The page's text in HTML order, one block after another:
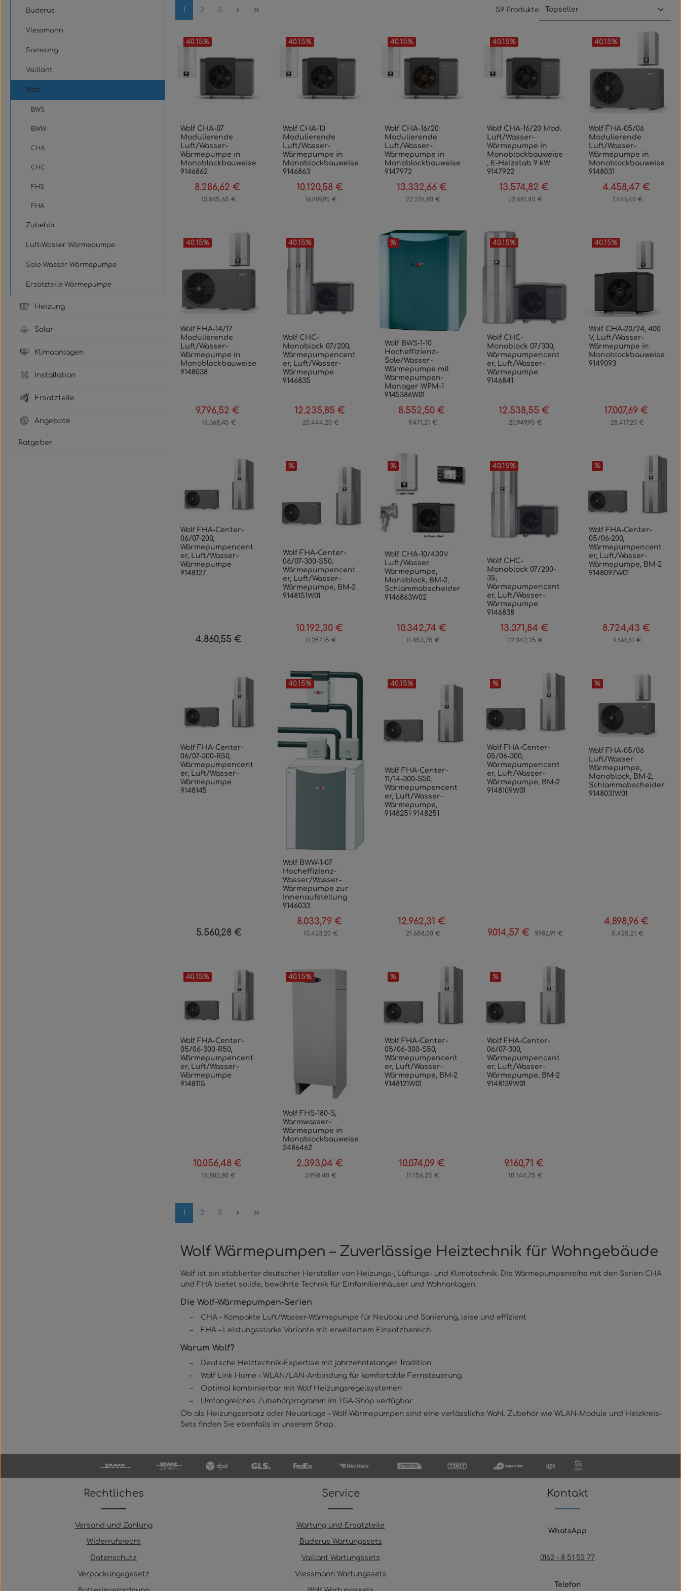
Buderus
Viessmann
Samsung
Vaillant
Wolf
BWS
BWW
CHA
CHC
FHS
FHA
Zubehör
Luft-Wasser Wärmepumpe
Sole-Wasser Wärmepumpe
Ersatzteile Wärmepumpe
Heizung
Solar
Klimaanlagen
Installation
Ersatzteile
Angebote
Ratgeber
Seite
1 Seite
2 Seite
3 59 Produkte
40.15%
Wolf CHA-07
Modulierende
Luft/Wasser-
Wärmepumpe in
Monoblockbauweise
9146862
Verkaufspreis:
8.286,62 €
13.845,65 €
40.15%
Wolf CHA-10
Modulierende
Luft/Wasser-
Wärmepumpe in
Monoblockbauweise
9146863
Verkaufspreis:
10.120,58 €
16.909,90 €
40.15%
Wolf CHA-16/20
Modulierende
Luft/Wasser-
Wärmepumpe in
Monoblockbauweise
9147972
Verkaufspreis:
13.332,66 €
22.276,80 €
40.15%
Wolf CHA-16/20 Mod.
Luft/Wasser-
Wärmepumpe in
Monoblockbauweise
, E-Heizstab 9 kW
9147922
Verkaufspreis:
13.574,82 €
22.681,40 €
40.15%
Wolf FHA-05/06
Modulierende
Luft/Wasser-
Wärmepumpe in
Monoblockbauweise
9148031
Verkaufspreis:
4.458,47 €
7.449,40 €
40.15%
Wolf FHA-14/17
Modulierende
Luft/Wasser-
Wärmepumpe in
Monoblockbauweise
9148038
Verkaufspreis:
9.796,52 €
16.368,45 €
40.15%
Wolf CHC-
Monoblock 07/200,
Wärmepumpencent
er, Luft/Wasser-
Wärmepumpe
9146835
Verkaufspreis:
12.235,85 €
20.444,20 €
%
Wolf BWS-1-10
Hocheffizienz-
Sole/Wasser-
Wärmepumpe mit
Wärmepumpen-
Manager WPM-1
9145386W01
Verkaufspreis:
8.552,50 €
9.471,21 €
40.15%
Wolf CHC-
Monoblock 07/300,
Wärmepumpencent
er, Luft/Wasser-
Wärmepumpe
9146841
Verkaufspreis:
12.538,55 €
20.949,95 €
40.15%
Wolf CHA-20/24, 400
V, Luft/Wasser-
Wärmepumpe in
Monoblockbauweise
9149093
Verkaufspreis:
17.007,69 €
28.417,20 €
Wolf FHA-Center-
06/07-200,
Wärmepumpencent
er, Luft/Wasser-
Wärmepumpe
9148127
Regulärer Preis:
4.860,55 €
%
Wolf FHA-Center-
06/07-300-S50,
Wärmepumpencent
er, Luft/Wasser-
Wärmepumpe, BM-2
9148151W01
Verkaufspreis:
10.192,30 €
11.287,15 €
%
Wolf CHA-10/400V
Luft/Wasser
Wärmepumpe,
Monoblock, BM-2,
Schlammabscheider
9146863W02
Verkaufspreis:
10.342,74 €
11.453,75 €
40.15%
Wolf CHC-
Monoblock 07/200-
35,
Wärmepumpencent
er, Luft/Wasser-
Wärmepumpe
9146838
Verkaufspreis:
13.371,84 €
22.342,25 €
%
Wolf FHA-Center-
05/06-200,
Wärmepumpencent
er, Luft/Wasser-
Wärmepumpe, BM-2
9148097W01
Verkaufspreis:
8.724,43 €
9.661,61 €
Wolf FHA-Center-
06/07-300-R50,
Wärmepumpencent
er, Luft/Wasser-
Wärmepumpe
9148145
Regulärer Preis:
5.560,28 €
40.15%
Wolf BWW-1-07
Hocheffizienz-
Wasser/Wasser-
Wärmepumpe zur
Innenaufstellung
9146033
Verkaufspreis:
8.033,79 €
13.423,20 €
40.15%
Wolf FHA-Center-
11/14-300-S50,
Wärmepumpencent
er, Luft/Wasser-
Wärmepumpe,
9148251 9148251
Verkaufspreis:
12.962,31 €
21.658,00 €
%
Wolf FHA-Center-
05/06-300,
Wärmepumpencent
er, Luft/Wasser-
Wärmepumpe, BM-2
9148109W01
Verkaufspreis:
9.014,57 € Regulärer Preis:
9.982,91 €
%
Wolf FHA-05/06
Luft/Wasser
Wärmepumpe,
Monoblock, BM-2,
Schlammabscheider
9148031W01
Verkaufspreis:
4.898,96 €
5.425,21 €
40.15%
Wolf FHA-Center-
05/06-300-R50,
Wärmepumpencent
er, Luft/Wasser-
Wärmepumpe
9148115
Verkaufspreis:
10.056,48 €
16.802,80 €
40.15%
Wolf FHS-180-S,
Warmwasser-
Wärmepumpe in
Monoblockbauweise
2486462
Verkaufspreis:
2.393,04 €
3.998,40 €
%
Wolf FHA-Center-
05/06-300-S50,
Wärmepumpencent
er, Luft/Wasser-
Wärmepumpe, BM-2
9148121W01
Verkaufspreis:
10.074,09 €
11.156,25 €
%
Wolf FHA-Center-
06/07-300,
Wärmepumpencent
er, Luft/Wasser-
Wärmepumpe, BM-2
9148139W01
Verkaufspreis:
9.160,71 €
10.144,75 €
Seite
1 Seite
2 Seite
3
Wolf Wärmepumpen – Zuverlässige Heiztechnik für Wohngebäude
Wolf ist ein etablierter deutscher Hersteller von Heizungs-, Lüftungs- und Klimatechnik. Die Wärmepumpenreihe mit den Serien CHA
und FHA bietet solide, bewährte Technik für Einfamilienhäuser und Wohnanlagen.
Die Wolf-Wärmepumpen-Serien
–
CHA – Kompakte Luft/Wasser-Wärmepumpe für Neubau und Sanierung, leise und effizient
–
FHA – Leistungsstarke Variante mit erweitertem Einsatzbereich
Warum Wolf?
–
Deutsche Heiztechnik-Expertise mit jahrzehntelanger Tradition
–
Wolf Link Home – WLAN/LAN-Anbindung für komfortable Fernsteuerung
–
Optimal kombinierbar mit Wolf Heizungsregelsystemen
–
Umfangreiches Zubehörprogramm im TGA-Shop verfügbar
Ob als Heizungsersatz oder Neuanlage – Wolf-Wärmepumpen sind eine verlässliche Wahl. Zubehör wie WLAN-Module und Heizkreis-
Sets finden Sie ebenfalls in unserem Shop.
Rechtliches
Versand und Zahlung
Widerrufsrecht
Datenschutz
Verpackungsgesetz
Service
Wartung und Ersatzteile
Buderus Wartungssets
Vaillant Wartungssets
Viessmann Wartungssets
Kontakt
WhatsApp
0162 - 8 51 52 77
Telefon